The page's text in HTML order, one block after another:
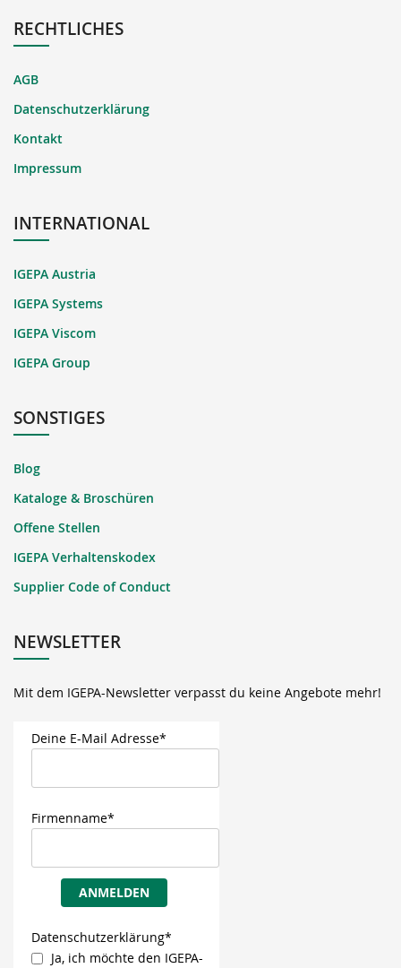
RECHTLICHES
AGB
Datenschutzerklärung
Kontakt
Impressum
INTERNATIONAL
IGEPA Austria
IGEPA Systems
IGEPA Viscom
IGEPA Group
SONSTIGES
Blog
Kataloge & Broschüren
Offene Stellen
IGEPA Verhaltenskodex
Supplier Code of Conduct
NEWSLETTER
Mit dem IGEPA-Newsletter verpasst du keine Angebote mehr!
Deine E-Mail Adresse*
Firmenname*
ANMELDEN
Datenschutzerklärung*
Ja, ich möchte den IGEPA-